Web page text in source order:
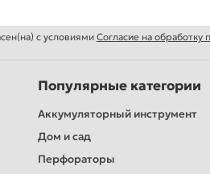
с условиями Согласие на обработку
Популярные категории
Аккумуляторный инструмент
Дом и сад
Перфораторы